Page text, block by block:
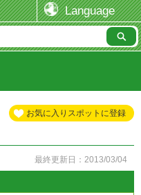
Language
お気に入りスポットに登録
最終更新日：2013/03/04